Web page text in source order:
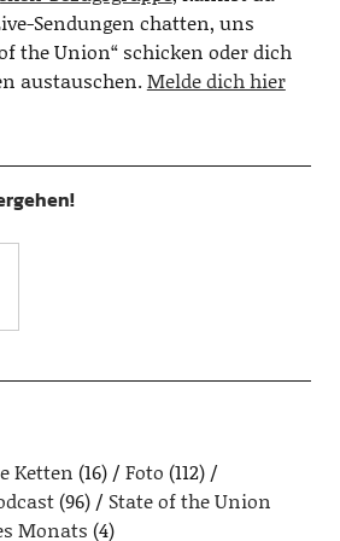
Sendungen chatten, uns
the Union“ schicken oder dich
austauschen.Melde dich hier
Ketten (16) Foto (112)
(96)
State of the Union
Monats (4)